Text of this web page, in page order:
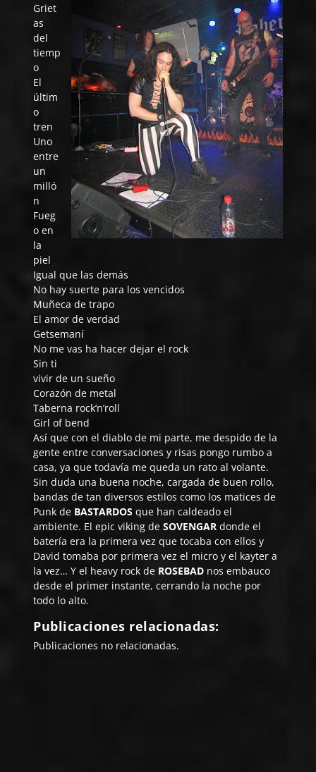
Griet
as
del
tiemp
o
El
últim
o
tren
Uno
entre
un
milló
n
Fueg
o en
la
piel
Igual que las demás
No hay suerte para los vencidos
Muñeca de trapo
El amor de verdad
Getsemaní
No me vas ha hacer dejar el rock
Sin ti
vivir de un sueño
Corazón de metal
Taberna rock’n’roll
Girl of bend
Así que con el diablo de mi parte, me despido de la
gente entre conversaciones y risas pongo rumbo a
casa, ya que todavía me queda un rato al volante.
Sin duda una buena noche, cargada de buen rollo,
bandas de tan diversos estilos como los matices de
Punk de BASTARDOS que han caldeado el
ambiente. El epic viking deSOVENGAR donde el
batería era la primera vez que tocaba con ellos y
David tomaba por primera vez el micro y el kayter a
la vez… Y el heavy rock de ROSEBAD nos embauco
desde el primer instante, cerrando la noche por
todo lo alto.
Publicaciones relacionadas:
Publicaciones no relacionadas.